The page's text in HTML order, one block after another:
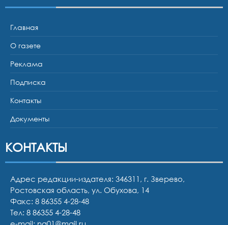
Главная
О газете
Реклама
Подписка
Контакты
Документы
КОНТАКТЫ
Адрес редакции-издателя: 346311, г. Зверево,
Ростовская область, ул. Обухова, 14
Факс: 8 86355 4-28-48
Тел: 8 86355 4-28-48